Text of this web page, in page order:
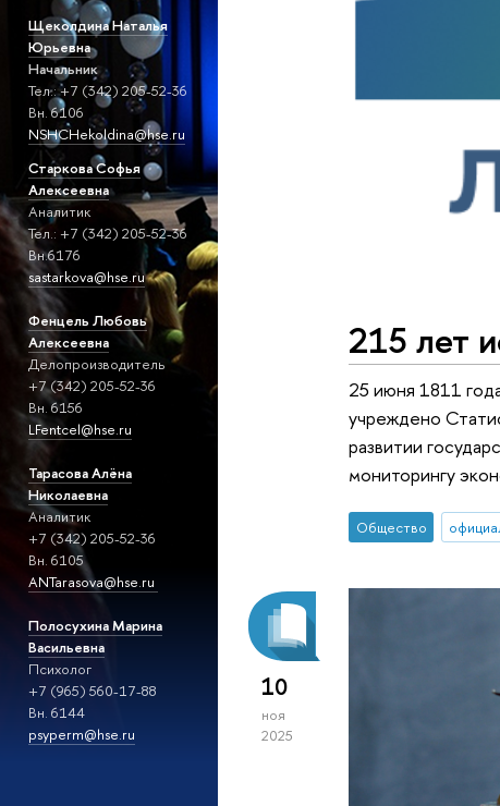
Щеколдина Наталья
Юрьевна
Начальник
Тел.: +7 (342) 205-52-36
Вн. 6106
NSHCHekoldina@hse.ru
СтарковаСофья
Алексеевна
Аналитик
Тел.: +7 (342) 205-52-36
Вн.6176
sastarkova@hse.ru
Фенцель Любовь
Алексеевна
Делопроизводитель
+7 (342) 205-52-36
Вн. 6156
LFentcel@hse.ru
Тарасова Алёна
Николаевна
Аналитик
+7 (342) 205-52-36
Вн. 6105
ANTarasova@hse.ru
Полосухина Марина
Васильевна
Психолог
+7 (965) 560-17-88
Вн. 6144
psyperm@hse.ru
215 лет
25 июня 1811
учреждено
развитии
мониторингу
Общество
10
ноя
2025